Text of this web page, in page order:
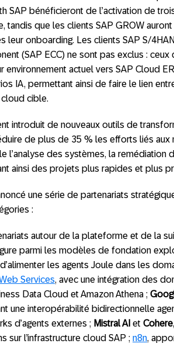
SAP bénéficieront de l’activation de
tandis que les clients SAP GROW
leur onboarding. Les clients SAP S/
(SAP ECC) ne sont pas exclus : ceux
environnement actuel vers SAP Cloud
IA, permettant ainsi de faire le lien
cible.
introduit de nouveaux outils de
de plus de 35 % les efforts liés aux
l’analyse des systèmes, la remédiation
ainsi des projets plus rapides et plus
une série de partenariats
:
autour de la plateforme et de la
parmi les modèles de fondation
les agents Joule dans les
Services, avec une intégration des
Data Cloud et Amazon Athena ;
une interopérabilité bidirectionnelle
d’agents externes ; Mistral AI et Cohere
sur l’infrastructure cloud SAP ; n8n,